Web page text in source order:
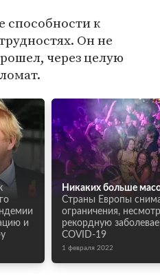
способности к
Он не
через целую
и
Никаких больше
Страны Европы
ограничения,
рекордную
COVID-19
1 февраля 2022